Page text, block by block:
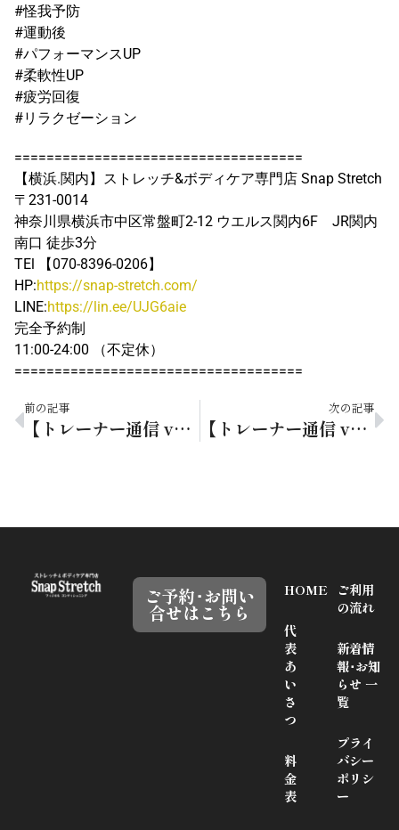
#怪我予防
#運動後
#パフォーマンスUP
#柔軟性UP
#疲労回復
#リラクゼーション
====================================
【横浜.関内】ストレッチ&ボディケア専門店 Snap Stretch
〒231-0014
神奈川県横浜市中区常盤町2-12 ウエルス関内6F JR関内
南口 徒歩3分
TEl 【070-8396-0206】
HP:https://snap-stretch.com/
LINE:https://lin.ee/UJG6aie
完全予約制
11:00-24:00 （不定休）
====================================
前の記事
【トレーナー通信 vol.38】桜の季節
次の記事
【トレーナー通信 vol.40】アジア選手権優勝
HOME
代
表
あ
い
さ
つ
料
金
表
ご利用
の流れ
新着情
報･お知
らせ 一
覧
プライ
バシー
ポリシ
ー
ご予約･お問い
合せはこちら